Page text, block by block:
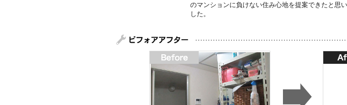
のマンションに負けない住み心地を提案できたと思
した。